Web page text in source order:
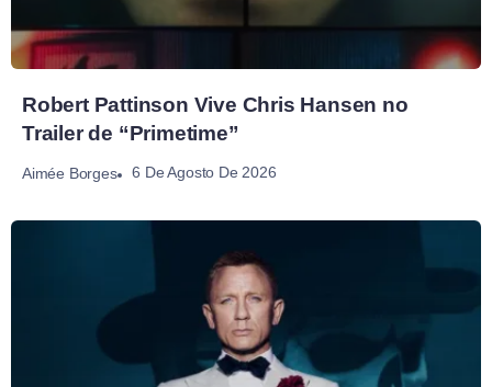
Robert Pattinson Vive Chris Hansen no
Trailer de “Primetime”
Aimée Borges 6 De Agosto De 2026